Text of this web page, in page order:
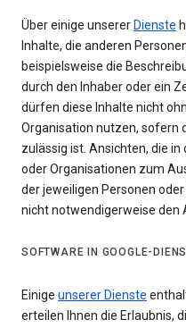
Über einige unserer Dienste
Inhalte, die anderen
beispielsweise die
durch den Inhaber oder ein
dürfen diese Inhalte nicht
Organisation nutzen, sofern
zulässig ist. Ansichten, die
oder Organisationen zum
der jeweiligen Personen
nicht notwendigerweise den
SOFTWARE IN GOOGLE-
Einige unserer Dienste
erteilen Ihnen die Erlaubnis,